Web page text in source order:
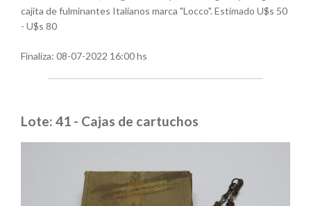
cajita de fulminantes Italianos marca "Locco". Estimado U$s 50
- U$s 80
Finaliza: 08-07-2022 16:00 hs
Lote: 41 - Cajas de cartuchos